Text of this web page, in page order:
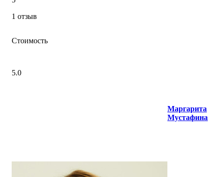
1 отзыв
Стоимость
5.0
Маргарита
Мустафина